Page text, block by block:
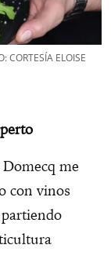
CORTESÍA ELOISE
Domecq me
con vinos